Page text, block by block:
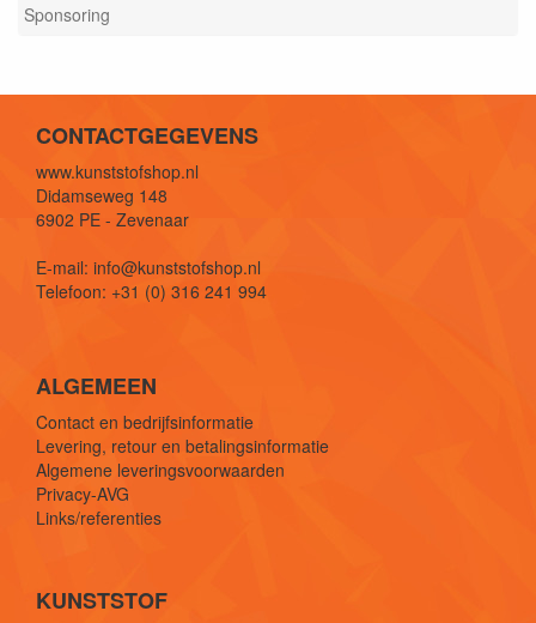
Sponsoring
CONTACTGEGEVENS
www.kunststofshop.nl
Didamseweg 148
6902 PE - Zevenaar
E-mail: info@kunststofshop.nl
Telefoon: +31 (0) 316 241 994
ALGEMEEN
Contact en bedrijfsinformatie
Levering, retour en betalingsinformatie
Algemene leveringsvoorwaarden
Privacy-AVG
Links/referenties
KUNSTSTOF